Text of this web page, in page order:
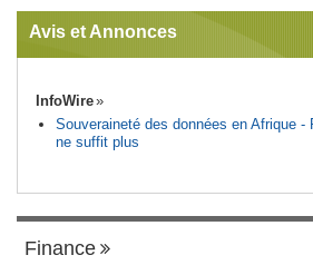
Avis et Annonces
InfoWire
Souveraineté des données en Afrique -
ne suffit plus
Finance